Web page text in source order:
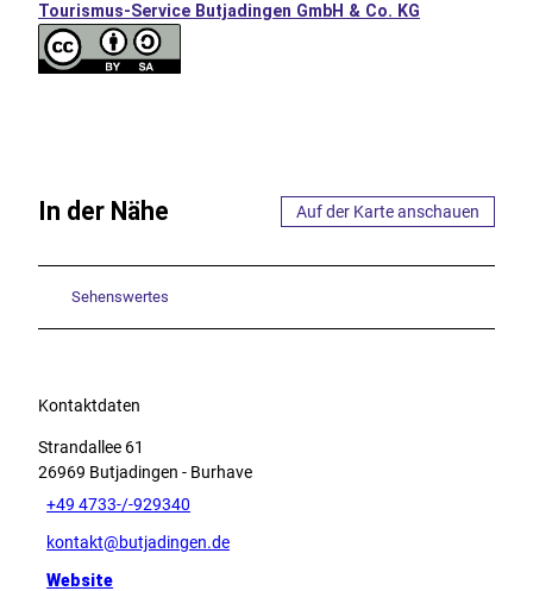
Tourismus-Service Butjadingen GmbH & Co. KG
In der Nähe Auf der Karte anschauen
Sehenswertes
Kontaktdaten
Strandallee 61
26969 Butjadingen - Burhave
+49 4733-/-929340
kontakt@butjadingen.de
Website